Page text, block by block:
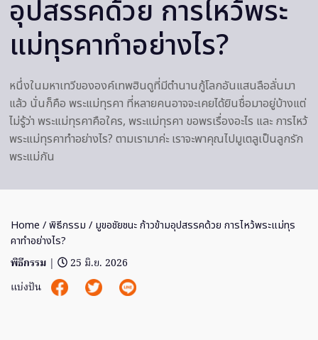
อุปสรรคด้วย การไหว้พระ
แม่ทุรคาทําอย่างไร?
หนึ่งในมหาเทวีขององค์เทพฮินดูที่มีตำนานกู้โลกอันแสนลือลั่นมา
แล้ว นั่นก็คือ พระแม่ทุรคา ที่หลายคนอาจจะเคยได้ยินชื่อมาอยู่บ้างแต่
ไม่รู้ว่า พระแม่ทุรคาคือใคร, พระแม่ทุรคา ขอพรเรื่องอะไร และ การไหว้
พระแม่ทุรคาทําอย่างไร? ตามเรามาค่ะ เราจะพาคุณไปมูเตลูเป็นลูกรัก
พระแม่กัน
Home /พิธีกรรม / มูขอชัยชนะ ก้าวข้ามอุปสรรคด้วย การไหว้พระแม่ทุร
คาทําอย่างไร?
พิธีกรรม |
25 มิ.ย. 2026
แบ่งปัน